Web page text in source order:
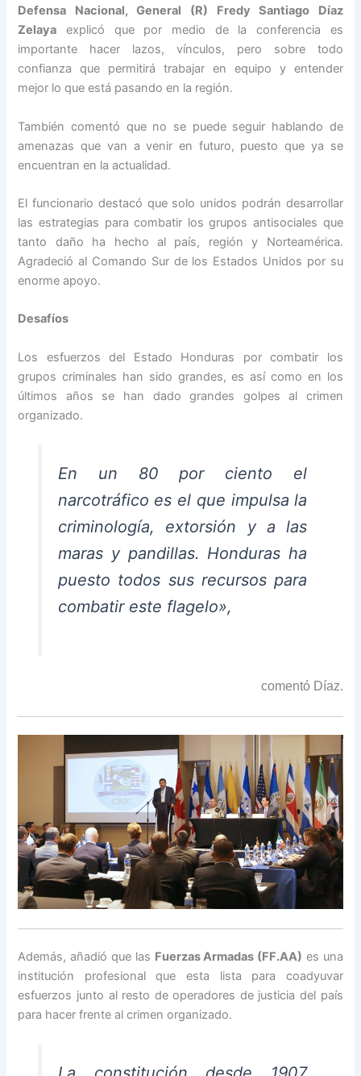
Defensa Nacional, General (R) Fredy Santiago Díaz
Zelaya explicó que por medio de la conferencia es
importante hacer lazos, vínculos, pero sobre todo
confianza que permitirá trabajar en equipo y entender
mejor lo que está pasando en la región.
También comentó que no se puede seguir hablando de
amenazas que van a venir en futuro, puesto que ya se
encuentran en la actualidad.
El funcionario destacó que solo unidos podrán desarrollar
las estrategias para combatir los grupos antisociales que
tanto daño ha hecho al país, región y Norteamérica.
Agradeció al Comando Sur de los Estados Unidos por su
enorme apoyo.
Desafíos
Los esfuerzos del Estado Honduras por combatir los
grupos criminales han sido grandes, es así como en los
últimos años se han dado grandes golpes al crimen
organizado.
En un 80 por ciento el
narcotráfico es el que impulsa la
criminología, extorsión y a las
maras y pandillas. Honduras ha
puesto todos sus recursos para
combatir este flagelo»,
comentó Díaz.
Además, añadió que las Fuerzas Armadas (FF.AA) es una
institución profesional que esta lista para coadyuvar
esfuerzos junto al resto de operadores de justicia del país
para hacer frente al crimen organizado.